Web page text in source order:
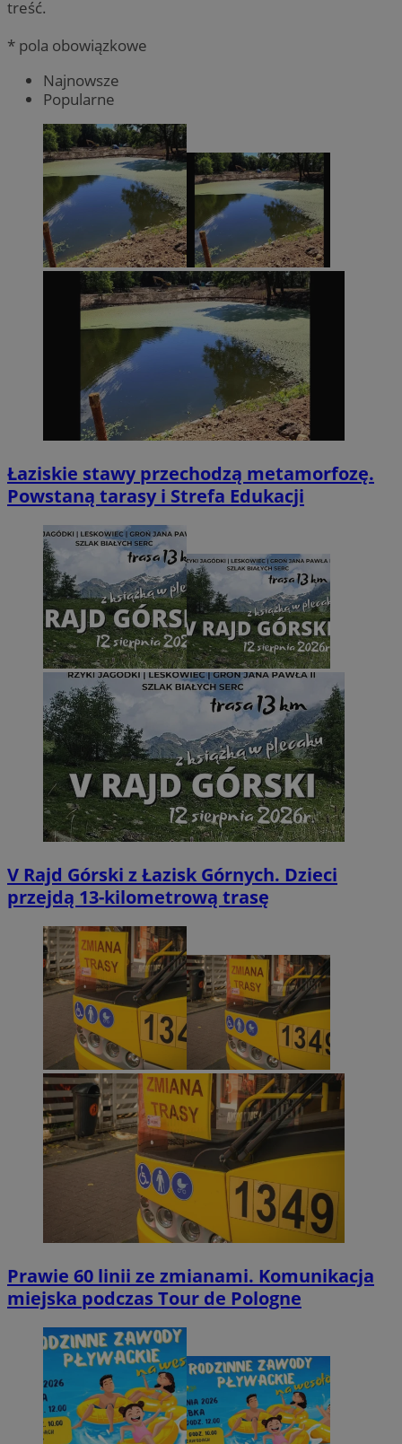
treść.
* pola obowiązkowe
Najnowsze
Popularne
Łaziskie stawy przechodzą metamorfozę.
Powstaną tarasy i Strefa Edukacji
V Rajd Górski z Łazisk Górnych. Dzieci
przejdą 13-kilometrową trasę
Prawie 60 linii ze zmianami. Komunikacja
miejska podczas Tour de Pologne